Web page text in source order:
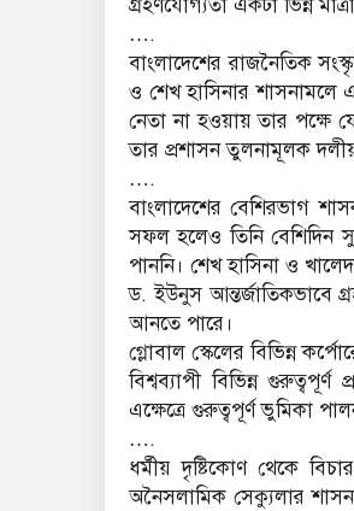
….
বাংলাদেশের রাজনৈতিক
ও শেখ হাসিনার শাসনামলে
নেতা না হওয়ায় তার পক্ষে
তার প্রশাসন তুলনামূলক
….
বাংলাদেশের বেশিরভাগ
সফল হলেও তিনি বেশিদিন
পাননি। শেখ হাসিনা ও
ড. ইউনুস আন্তর্জাতিকভাবে
আনতে পারে।
গ্লোবাল স্কেলের বিভিন্ন
বিশ্বব্যাপী বিভিন্ন
এক্ষেত্রে গুরুত্বপূর্ণ ভুমিকা
….
ধর্মীয় দৃষ্টিকোণ থেকে
অনৈসলামিক সেক্যুলার